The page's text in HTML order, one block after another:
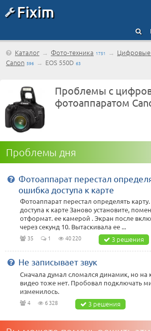
Fixim
Каталог → Фото-техника 1751 → Цифровые
Canon 596 → EOS 550D 63
Проблемы с
фотоаппаратом
Проблемы дня
Фотоаппарат перестал
ошибка доступа к карте
Фотоаппарат перестал определять
доступа к карте Заново установите,
отформат. ее камерой . Экран после
через секунд 10. Вытаскивала ее ...
35 1 40 220 3 решения
Не записывает звук
Сначала думал сломался динамик, но на
видео тоже нет. Пробовал подключать
изменилось.
4 6 328 3 решения